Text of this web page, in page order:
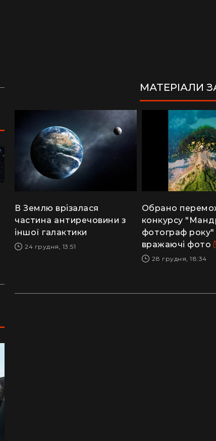
ПОДОРОЖІ
"Я відчув, як трясеться земля": перед
сотнями туристів в ущелині впали валуни
(відео)
Життя на круїзному лайнері: скільки
коштує купити каюту та мешкати в морі
З
з
МАТЕРІАЛИ
В Землю врізалася
частина антиречовини з
іншої галактики
24 грудня, 13:51
Обрано
конкурсу
фотограф року"
вражаючі фото
28 грудня, 18:34